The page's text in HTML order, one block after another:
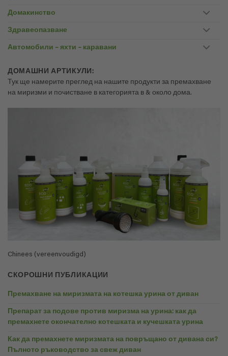
Домакинство
Здравеопазване
Автомобили – яхти – каравани
ДОМАШНИ АРТИКУЛИ:
Тук ще намерите преглед на нашите продукти за премахване
на миризми и почистване в категорията в & около дома.
Chinees (vereenvoudigd)
СКОРОШНИ ПУБЛИКАЦИИ
Премахване на миризмата на котешка урина от диван
Препарат за подове против миризма на урина: как да
премахнете окончателно котешката и кучешката урина
Как да премахнете миризмата на повръщано от дивана си?
Пълното ръководство за свеж диван